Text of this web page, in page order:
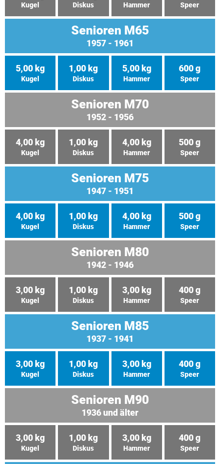
Kugel Diskus Hammer Speer
Senioren M65
1957 - 1961
5,00 kg
Kugel
1,00 kg
Diskus
5,00 kg
Hammer
600 g
Speer
Senioren M70
1952 - 1956
4,00 kg
Kugel
1,00 kg
Diskus
4,00 kg
Hammer
500 g
Speer
Senioren M75
1947 - 1951
4,00 kg
Kugel
1,00 kg
Diskus
4,00 kg
Hammer
500 g
Speer
Senioren M80
1942 - 1946
3,00 kg
Kugel
1,00 kg
Diskus
3,00 kg
Hammer
400 g
Speer
Senioren M85
1937 - 1941
3,00 kg
Kugel
1,00 kg
Diskus
3,00 kg
Hammer
400 g
Speer
Senioren M90
1936 und älter
3,00 kg
Kugel
1,00 kg
Diskus
3,00 kg
Hammer
400 g
Speer